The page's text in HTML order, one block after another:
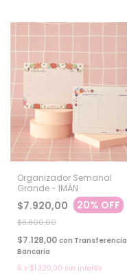
Organizador Semanal
Grande - IMÁN
$7.920,00 20% OFF
$8.800,00
$7.128,00 con Transferencia
Bancaria
6 x $1.320,00 sin interés